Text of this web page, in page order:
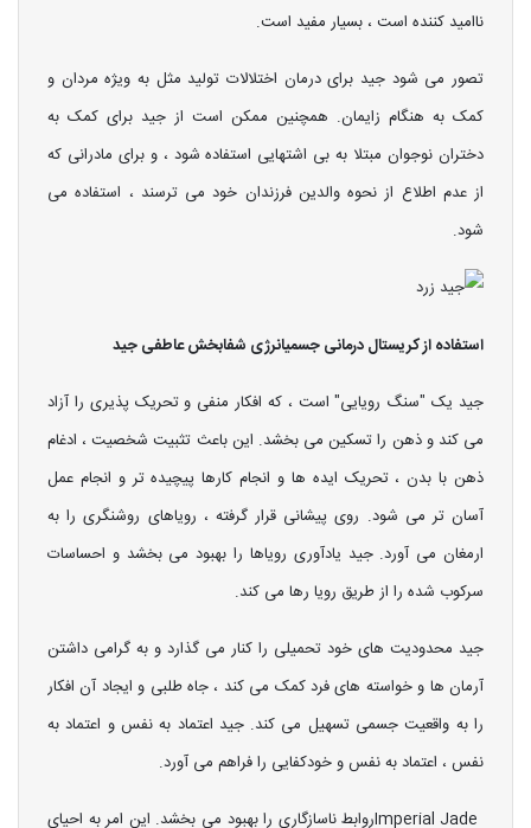
ناامید کننده است ، بسیار مفید است.
تصور می شود جید برای درمان اختلالات تولید مثل به ویژه مردان و
کمک به هنگام زایمان. همچنین ممکن است از جید برای کمک به
دختران نوجوان مبتلا به بی اشتهایی استفاده شود ، و برای مادرانی که
از عدم اطلاع از نحوه والدین فرزندان خود می ترسند ، استفاده می
شود.
استفاده از کریستال درمانی جسمیانرژی شفابخش عاطفی جید
جید یک "سنگ رویایی" است ، که افکار منفی و تحریک پذیری را آزاد
می کند و ذهن را تسکین می بخشد. این باعث تثبیت شخصیت ، ادغام
ذهن با بدن ، تحریک ایده ها و انجام کارها پیچیده تر و انجام عمل
آسان تر می شود. روی پیشانی قرار گرفته ، رویاهای روشنگری را به
ارمغان می آورد. جید یادآوری رویاها را بهبود می بخشد و احساسات
سرکوب شده را از طریق رویا رها می کند.
جید محدودیت های خود تحمیلی را کنار می گذارد و به گرامی داشتن
آرمان ها و خواسته های فرد کمک می کند ، جاه طلبی و ایجاد آن افکار
را به واقعیت جسمی تسهیل می کند. جید اعتماد به نفس و اعتماد به
نفس ، اعتماد به نفس و خودکفایی را فراهم می آورد.
Imperial Jadeروابط ناسازگاری را بهبود می بخشد. این امر به احیای